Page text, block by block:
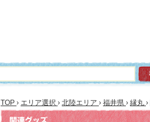
TOP › エリア選択 › 北陸エリア › 福井県 › 縁丸 ›